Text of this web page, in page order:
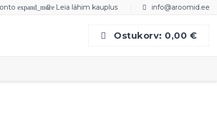
Leia lähim kauplus info@aroomid.ee
expand_more
Ostukorv: 0,00 €